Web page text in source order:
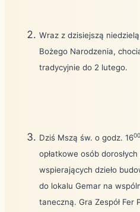
Wraz z dzisiejszą
Bożego Narodzenia,
tradycyjnie do 2 lutego.
Dziś Mszą św. o godz. 1600
opłatkowe osób
wspierających dzieło
do lokalu Gemar na
taneczną. Gra Zespół Fer